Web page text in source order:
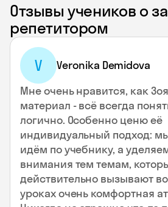
Отзывы учеников о
репетитором
V Veronika Demidova
Мне очень нравится, как
материал - всё всегда
логично. Особенно ценю её
индивидуальный подход:
идём по учебнику, а
внимания тем темам,
действительно вызывают
уроках очень комфортная